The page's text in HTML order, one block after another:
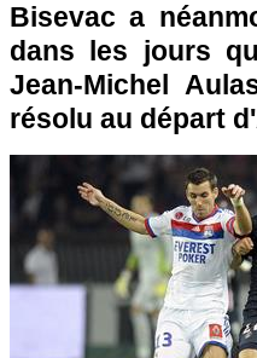
Bisevac a
dans les jours
Jean-Michel
résolu au départ